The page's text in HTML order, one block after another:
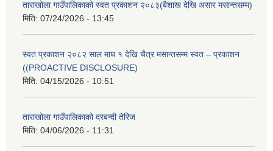
ताराखोला गाउँपालिकाको स्वत प्रकाशन २०८३(बैशाख देखि असार मसान्तसम्म)
मिति: 07/24/2026 - 13:45
स्वत प्रकाशन २०८२ साल माघ १ देखि चैत्र मसान्तसम्म स्वत – प्रकाशन
((PROACTIVE DISCLOSURE)
मिति: 04/15/2026 - 10:51
ताराखोला गाउँपालिकाको दरबन्दी तेरिज
मिति: 04/06/2026 - 11:31